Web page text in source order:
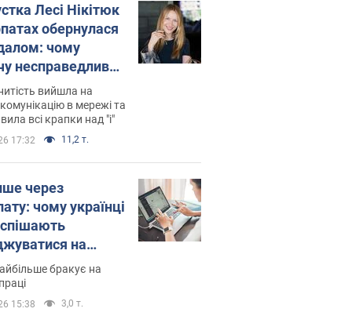
Лесі Нікітюк
обернулася
чому
несправедливо
вийшла на
в мережі та
всі крапки над "і"
17:32 11,2 т.
через
чому українці
на
бракує на
15:38 3,0 т.